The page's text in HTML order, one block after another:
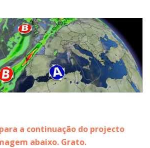
a continuação do projecto
abaixo. Grato.